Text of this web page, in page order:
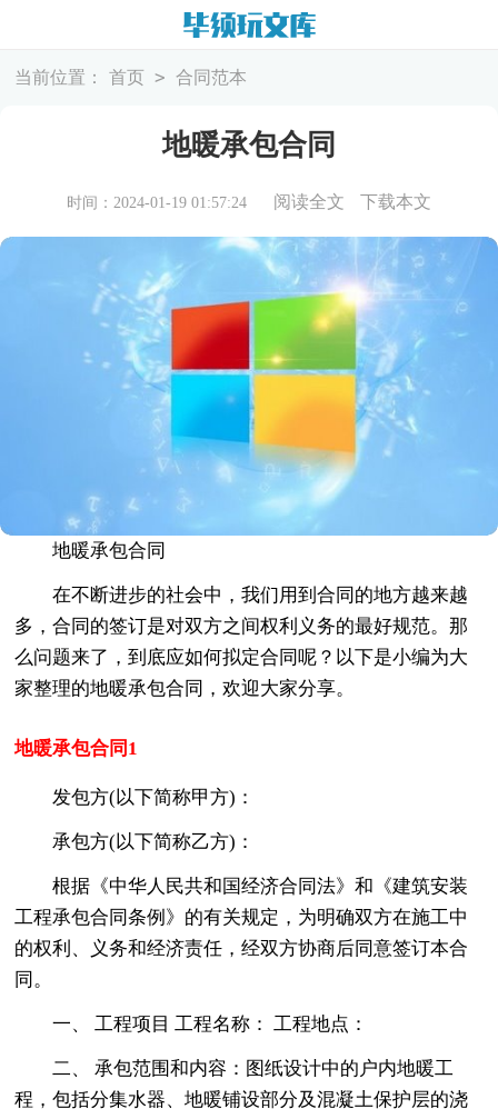
当前位置： 首页 > 合同范本
地暖承包合同
时间：2024-01-19 01:57:24 阅读全文 下载本文
地暖承包合同
在不断进步的社会中，我们用到合同的地方越来越
多，合同的签订是对双方之间权利义务的最好规范。那
么问题来了，到底应如何拟定合同呢？以下是小编为大
家整理的地暖承包合同，欢迎大家分享。
地暖承包合同1
发包方(以下简称甲方)：
承包方(以下简称乙方)：
根据《中华人民共和国经济合同法》和《建筑安装
工程承包合同条例》的有关规定，为明确双方在施工中
的权利、义务和经济责任，经双方协商后同意签订本合
同。
一、 工程项目 工程名称： 工程地点：
二、 承包范围和内容：图纸设计中的户内地暖工
程，包括分集水器、地暖铺设部分及混凝土保护层的浇